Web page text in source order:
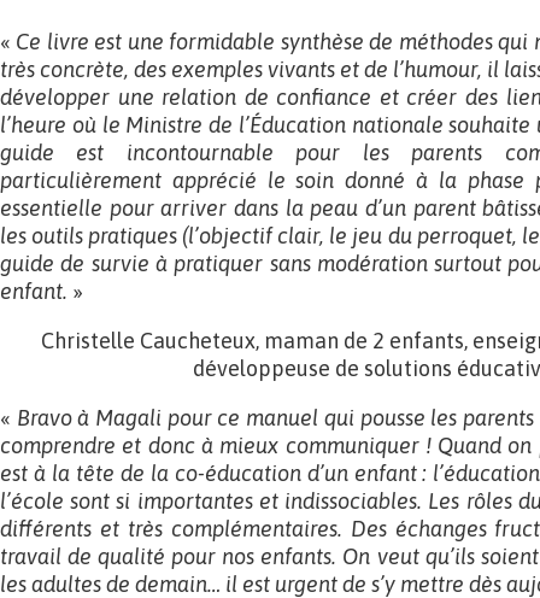
« Ce livre est une formidable synthèse de méthodes qui
très concrète, des exemples vivants et de l’humour, il
développer une relation de confiance et créer des
l’heure où le Ministre de l’Éducation nationale
guide est incontournable pour les parents
particulièrement apprécié le soin donné à la phase
essentielle pour arriver dans la peau d’un parent
les outils pratiques (l’objectif clair, le jeu du perroquet, le
guide de survie à pratiquer sans modération surtout
enfant. »
Christelle Caucheteux, maman de 2 enfants,
développeuse de solutions
« Bravo à Magali pour ce manuel qui pousse les
comprendre et donc à mieux communiquer ! Quand
est à la tête de la co-éducation d’un enfant :
l’école sont si importantes et indissociables. Les rôles
différents et très complémentaires. Des échanges
travail de qualité pour nos enfants. On veut qu’ils
les adultes de demain… il est urgent de s’y mettre dès